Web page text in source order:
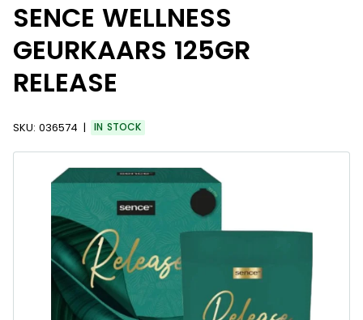
SENCE WELLNESS
GEURKAARS 125GR
RELEASE
SKU: 036574 IN STOCK